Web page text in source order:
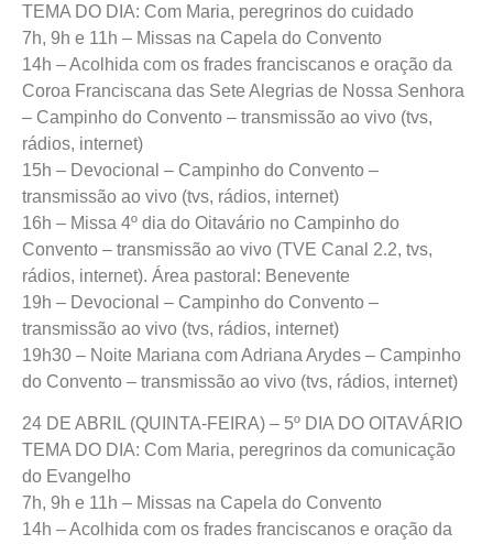
TEMA DO DIA: Com Maria, peregrinos do cuidado
7h, 9h e 11h – Missas na Capela do Convento
14h – Acolhida com os frades franciscanos e oração da
Coroa Franciscana das Sete Alegrias de Nossa Senhora
– Campinho do Convento – transmissão ao vivo (tvs,
rádios, internet)
15h – Devocional – Campinho do Convento –
transmissão ao vivo (tvs, rádios, internet)
16h – Missa 4º dia do Oitavário no Campinho do
Convento – transmissão ao vivo (TVE Canal 2.2, tvs,
rádios, internet). Área pastoral: Benevente
19h – Devocional – Campinho do Convento –
transmissão ao vivo (tvs, rádios, internet)
19h30 – Noite Mariana com Adriana Arydes – Campinho
do Convento – transmissão ao vivo (tvs, rádios, internet)
24 DE ABRIL (QUINTA-FEIRA) – 5º DIA DO OITAVÁRIO
TEMA DO DIA: Com Maria, peregrinos da comunicação
do Evangelho
7h, 9h e 11h – Missas na Capela do Convento
14h – Acolhida com os frades franciscanos e oração da